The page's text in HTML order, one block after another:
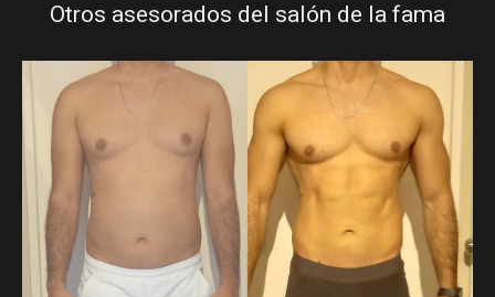
Otros asesorados del salón de la fama